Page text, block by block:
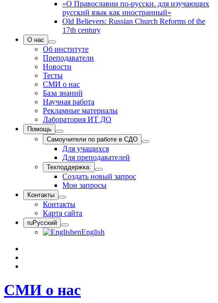
«О Православии по-русски. для изучающих
русский язык как иностранный»
Old Believers: Russian Church Reforms of the
17th century
О нас
Об институте
Преподаватели
Новости
Тесты
СМИ о нас
База знаний
Научная работа
Рекламные материалы
Лаборатория ИТ ДО
Помощь
Самоучители по работе в СДО
Для учащихся
Для преподавателей
Техподдержка:
Создать новый запрос
Мои запросы
Контакты
Контакты
Карта сайта
ruРусский
enEnglish
СМИ о нас